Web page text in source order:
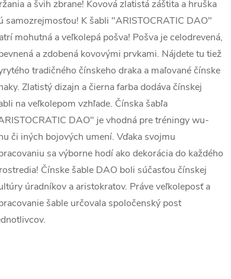
a švih zbrane! Kovová zlatistá záštita a hruška
samozrejmosťou! K šabli "ARISTOCRATIC DAO"
mohutná a veľkolepá pošva! Pošva je celodrevená,
a zdobená kovovými prvkami. Nájdete tu tiež
tradičného čínskeho draka a maľované čínske
Zlatistý dizajn a čierna farba dodáva čínskej
na veľkolepom vzhľade. Čínska šabľa
DAO" je vhodná pre tréningy wu-
či iných bojových umení. Vďaka svojmu
sa výborne hodí ako dekorácia do každého
Čínske šable DAO boli súčasťou čínskej
úradníkov a aristokratov. Práve veľkoleposť a
šable určovala spoločenský post